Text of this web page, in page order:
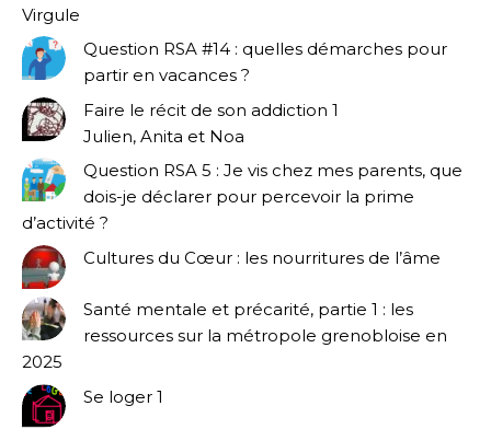
Virgule
Question RSA #14 : quelles démarches pour
partir en vacances ?
Faire le récit de son addiction 1
Julien, Anita et Noa
Question RSA 5 : Je vis chez mes parents, que
dois-je déclarer pour percevoir la prime
d’activité ?
Cultures du Cœur : les nourritures de l’âme
Santé mentale et précarité, partie 1 : les
ressources sur la métropole grenobloise en
2025
Se loger 1